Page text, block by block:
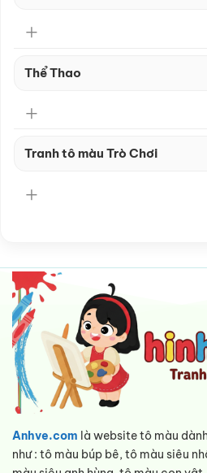
Thể Thao
Tranh tô màu Trò Chơi
Anhve.com là website tô màu
như : tô màu búp bê, tô màu siêu